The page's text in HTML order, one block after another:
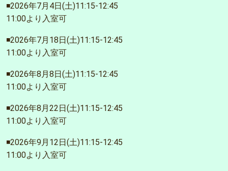
◾️2026年7月4日(土)11:15-12:45
11:00より入室可
◾️2026年7月18日(土)11:15-12:45
11:00より入室可
◾️2026年8月8日(土)11:15-12:45
11:00より入室可
◾️2026年8月22日(土)11:15-12:45
11:00より入室可
◾️2026年9月12日(土)11:15-12:45
11:00より入室可